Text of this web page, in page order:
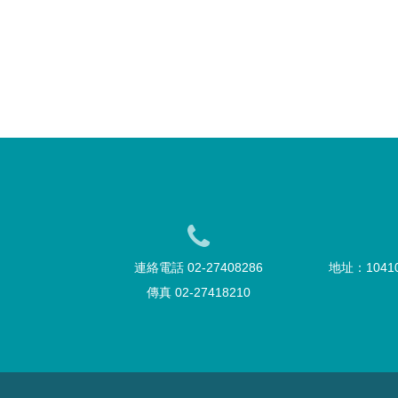
連絡電話 02-27408286
傳真 02-27418210
地址：